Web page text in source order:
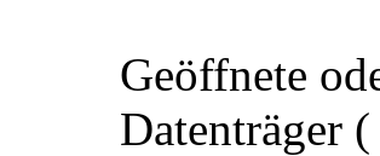
Geöffnete
Datenträger